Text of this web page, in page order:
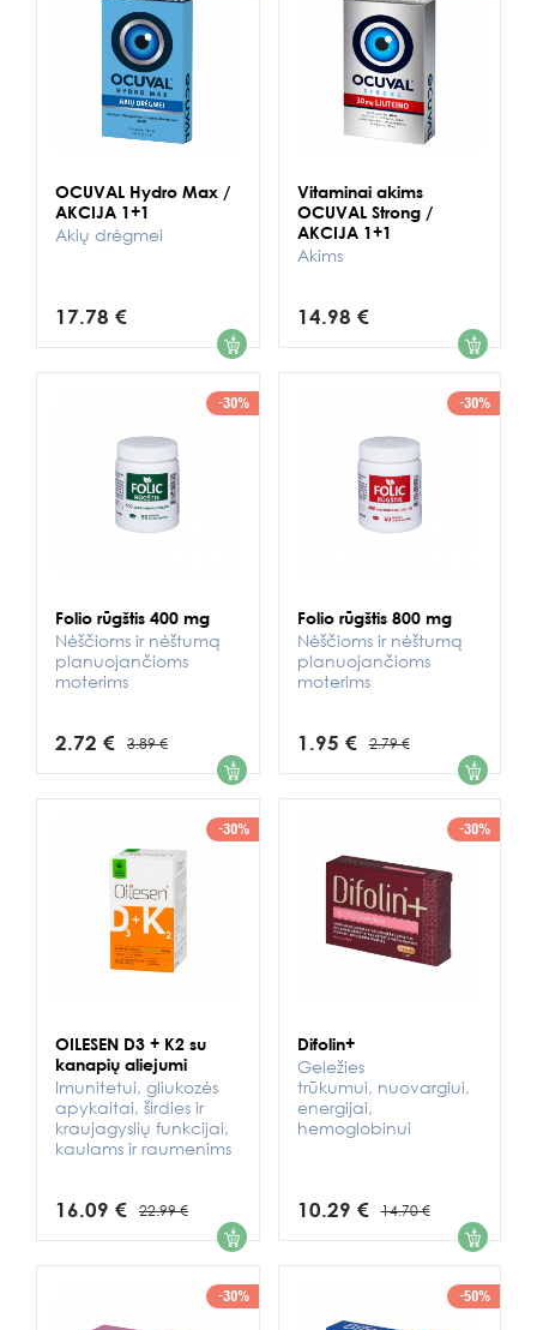
OCUVAL Hydro Max /
AKCIJA 1+1
Akių drėgmei
17.78 € 1
Vitaminai akims
OCUVAL Strong /
AKCIJA 1+1
Akims
14.98 € 1
-30%
Folio rūgštis 400 mg
Nėščioms ir nėštumą
planuojančioms
moterims
2.72 € 3.89 € 1
-30%
Folio rūgštis 800 mg
Nėščioms ir nėštumą
planuojančioms
moterims
1.95 € 2.79 € 1
-30%
OILESEN D3 + K2 su
kanapių aliejumi
Imunitetui, gliukozės
apykaitai, širdies ir
kraujagyslių funkcijai,
kaulams ir raumenims
16.09 € 22.99 € 1
-30%
Difolin+
Geležies
trūkumui, nuovargiui,
energijai,
hemoglobinui
10.29 € 14.70 € 1
-30% -50%